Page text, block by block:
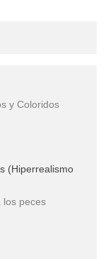
y Coloridos
(Hiperrealismo
los peces